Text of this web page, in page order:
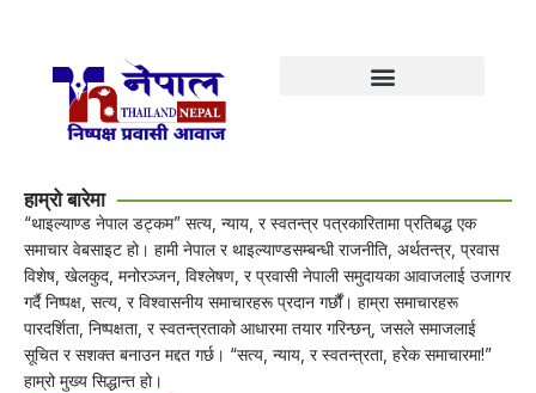
हाम्रो बारेमा
“थाइल्याण्ड नेपाल डट्कम” सत्य, न्याय, र स्वतन्त्र पत्रकारितामा प्रतिबद्ध एक
समाचार वेबसाइट हो। हामी नेपाल र थाइल्याण्डसम्बन्धी राजनीति, अर्थतन्त्र, प्रवास
विशेष, खेलकुद, मनोरञ्जन, विश्लेषण, र प्रवासी नेपाली समुदायका आवाजलाई उजागर
गर्दै निष्पक्ष, सत्य, र विश्वासनीय समाचारहरू प्रदान गर्छौं। हाम्रा समाचारहरू
पारदर्शिता, निष्पक्षता, र स्वतन्त्रताको आधारमा तयार गरिन्छन्, जसले समाजलाई
सूचित र सशक्त बनाउन मद्दत गर्छ। “सत्य, न्याय, र स्वतन्त्रता, हरेक समाचारमा!”
हाम्रो मुख्य सिद्धान्त हो।